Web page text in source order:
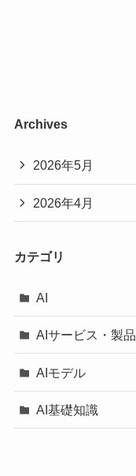
Archives
2026年5月
2026年4月
カテゴリ
AI
AIサービス・製品
AIモデル
AI基礎知識